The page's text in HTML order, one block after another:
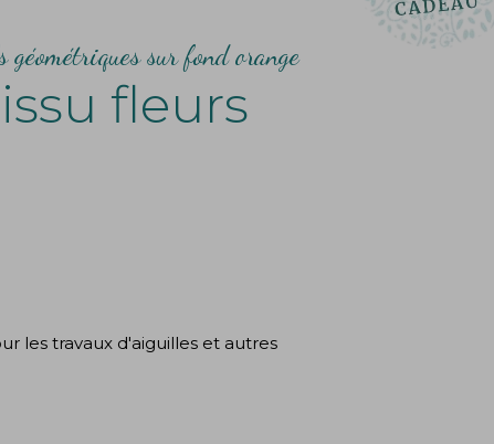
géométriques sur fond orange
fleurs
les travaux d'aiguilles et autres